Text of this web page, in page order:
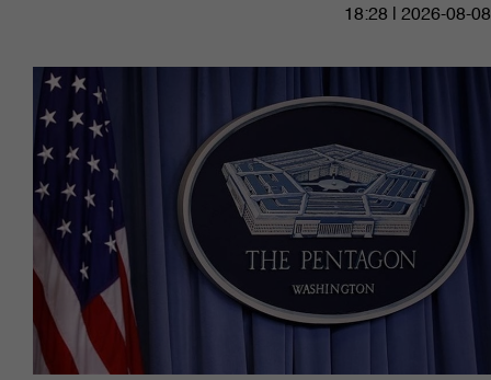
18:28 | 2026-08-08